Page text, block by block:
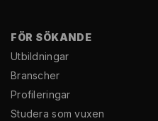
FÖR SÖKANDE
Utbildningar
Branscher
Profileringar
Studera som vuxen